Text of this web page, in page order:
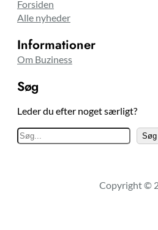
Forsiden
Alle nyheder
Informationer
Om Buziness
Søg
Leder du efter noget særligt?
S
ø
Søg
Copyright ©